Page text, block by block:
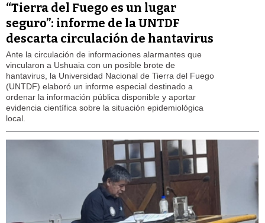
“Tierra del Fuego es un lugar
seguro”: informe de la UNTDF
descarta circulación de hantavirus
Ante la circulación de informaciones alarmantes que
vincularon a Ushuaia con un posible brote de
hantavirus, la Universidad Nacional de Tierra del Fuego
(UNTDF) elaboró un informe especial destinado a
ordenar la información pública disponible y aportar
evidencia científica sobre la situación epidemiológica
local.